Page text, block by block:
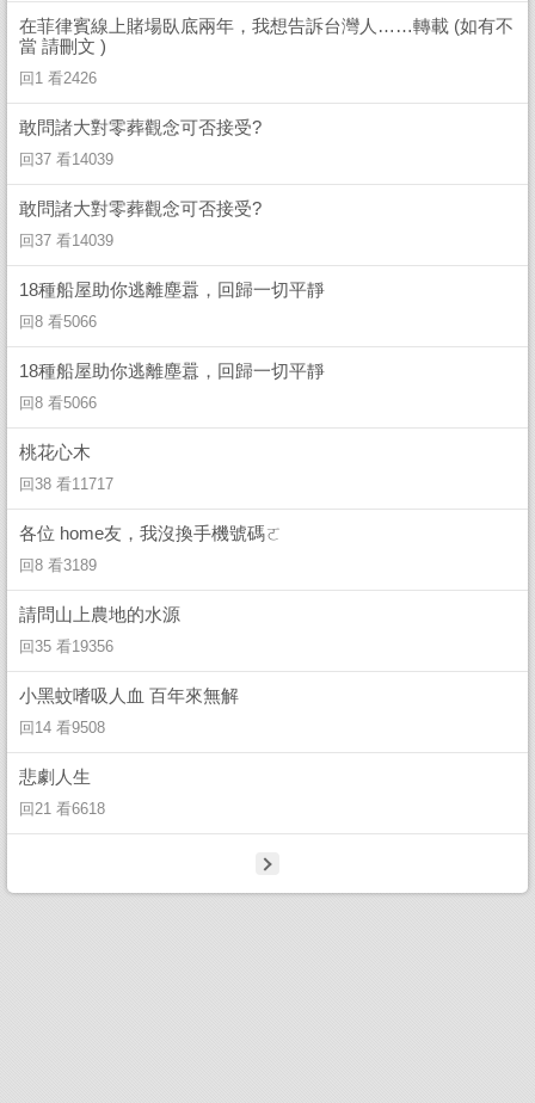
在菲律賓線上賭場臥底兩年，我想告訴台灣人……轉載 (如有不
當 請刪文 )
回1 看2426
敢問諸大對零葬觀念可否接受?
回37 看14039
敢問諸大對零葬觀念可否接受?
回37 看14039
18種船屋助你逃離塵囂，回歸一切平靜
回8 看5066
18種船屋助你逃離塵囂，回歸一切平靜
回8 看5066
桃花心木
回38 看11717
各位 home友，我沒換手機號碼ㄛ
回8 看3189
請問山上農地的水源
回35 看19356
小黑蚊嗜吸人血 百年來無解
回14 看9508
悲劇人生
回21 看6618